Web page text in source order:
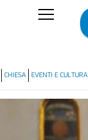
CHIESA EVENTI E CULTURA